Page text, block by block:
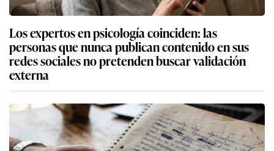
Los expertos en psicología coinciden: las
personas que nunca publican contenido en sus
redes sociales no pretenden buscar validación
externa